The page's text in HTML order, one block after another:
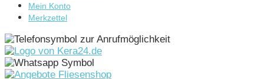
Mein Konto
Merkzettel